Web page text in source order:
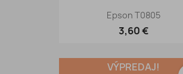
Epson T0805
3,60 €
VÝPREDAJ!